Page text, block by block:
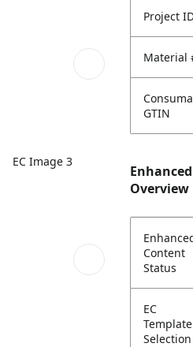
EC Image 3
Project
Material
GTIN
Overview
Content
Status
EC
Template
Selection